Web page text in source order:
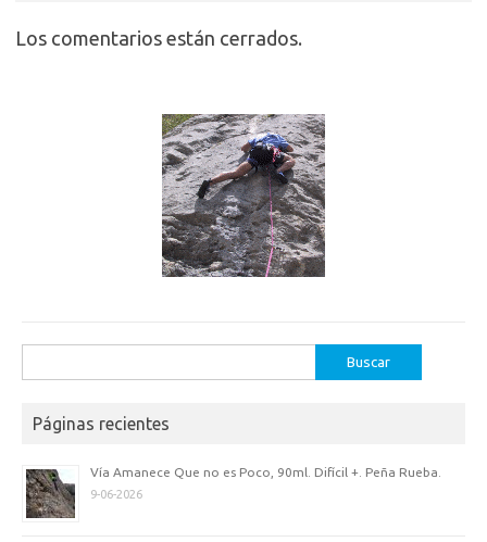
Los comentarios están cerrados.
Páginas recientes
Vía Amanece Que no es Poco, 90ml. Difícil +. Peña Rueba.
9-06-2026